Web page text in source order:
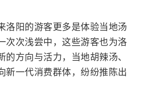
洛阳的游客更多是体验当地汤
次次浅尝中，这些游客也为洛
的方向与活力，当地胡辣汤、
新一代消费群体，纷纷推陈出